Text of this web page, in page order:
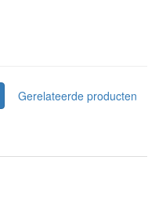
Gerelateerde producten